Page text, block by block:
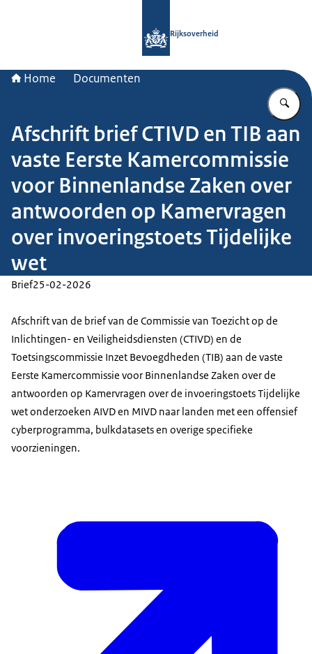
Rijksoverheid
Home Documenten
Afschrift brief CTIVD en TIB aan
vaste Eerste Kamercommissie
voor Binnenlandse Zaken over
antwoorden op Kamervragen
over invoeringstoets Tijdelijke
wet
Brief25-02-2026
Afschrift van de brief van de Commissie van Toezicht op de
Inlichtingen- en Veiligheidsdiensten (CTIVD) en de
Toetsingscommissie Inzet Bevoegdheden (TIB) aan de vaste
Eerste Kamercommissie voor Binnenlandse Zaken over de
antwoorden op Kamervragen over de invoeringstoets Tijdelijke
wet onderzoeken AIVD en MIVD naar landen met een offensief
cyberprogramma, bulkdatasets en overige specifieke
voorzieningen.